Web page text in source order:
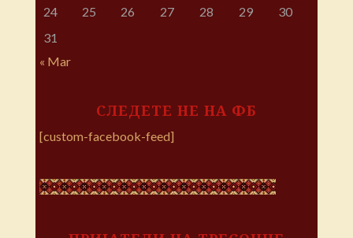
24
25 26 27 28 29
30
31
« Mar
СЛЕДЕТЕ НЕ НА ФБ
[custom-facebook-feed]